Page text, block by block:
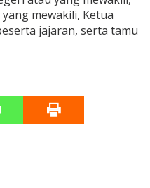
mewakili, Ketua
jajaran, serta tamu